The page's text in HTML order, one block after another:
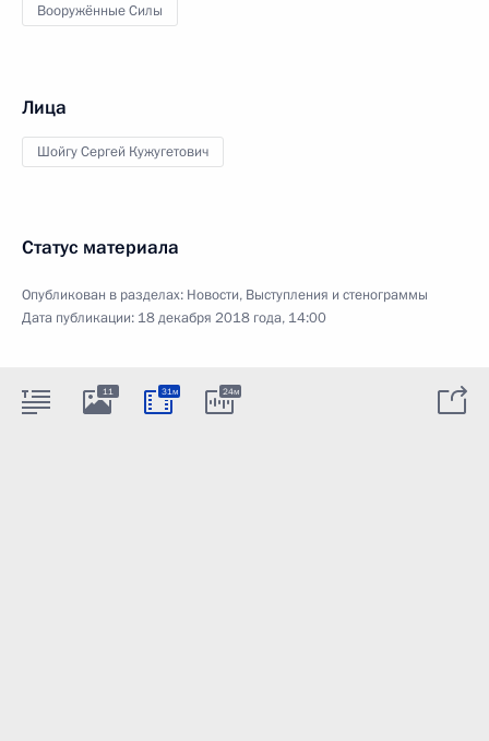
Вооружённые Силы
Лица
Шойгу Сергей Кужугетович
Статус материала
Опубликован в разделах: Новости, Выступления и стенограммы
Дата публикации: 18 декабря 2018 года, 14:00
11 31м 24м